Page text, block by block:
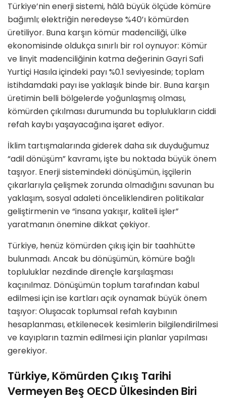
Türkiye’nin enerji sistemi, hâlâ büyük ölçüde kömüre
bağımlı; elektriğin neredeyse %40’ı kömürden
üretiliyor. Buna karşın kömür madenciliği, ülke
ekonomisinde oldukça sınırlı bir rol oynuyor: Kömür
ve linyit madenciliğinin katma değerinin Gayri Safi
Yurtiçi Hasıla içindeki payı %0.1 seviyesinde; toplam
istihdamdaki payı ise yaklaşık binde bir. Buna karşın
üretimin belli bölgelerde yoğunlaşmış olması,
kömürden çıkılması durumunda bu toplulukların ciddi
refah kaybı yaşayacağına işaret ediyor.
İklim tartışmalarında giderek daha sık duyduğumuz
“adil dönüşüm” kavramı, işte bu noktada büyük önem
taşıyor. Enerji sistemindeki dönüşümün, işçilerin
çıkarlarıyla çelişmek zorunda olmadığını savunan bu
yaklaşım, sosyal adaleti önceliklendiren politikalar
geliştirmenin ve “insana yakışır, kaliteli işler”
yaratmanın önemine dikkat çekiyor.
Türkiye, henüz kömürden çıkış için bir taahhütte
bulunmadı. Ancak bu dönüşümün, kömüre bağlı
topluluklar nezdinde dirençle karşılaşması
kaçınılmaz. Dönüşümün toplum tarafından kabul
edilmesi için ise kartları açık oynamak büyük önem
taşıyor: Oluşacak toplumsal refah kaybının
hesaplanması, etkilenecek kesimlerin bilgilendirilmesi
ve kayıpların tazmin edilmesi için planlar yapılması
gerekiyor.
Türkiye, Kömürden Çıkış Tarihi
Vermeyen Beş OECD Ülkesinden Biri